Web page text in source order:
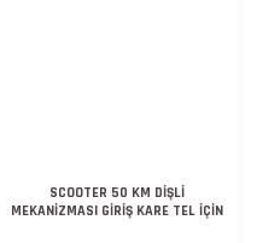
SCOOTER 50 KM DİŞLİ
MEKANİZMASI GİRİŞ KARE TEL İÇİN